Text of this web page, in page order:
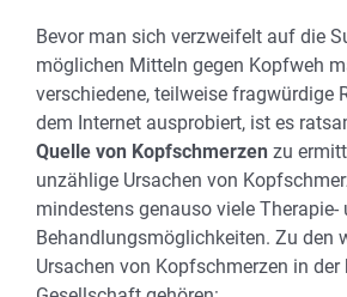
Bevor man sich verzweifelt auf die
möglichen Mitteln gegen Kopfweh
verschiedene, teilweise fragwürdige
dem Internet ausprobiert, ist es
Quelle von Kopfschmerzen zu
unzählige Ursachen von
mindestens genauso viele Therapie-
Behandlungsmöglichkeiten. Zu den
Ursachen von Kopfschmerzen in der